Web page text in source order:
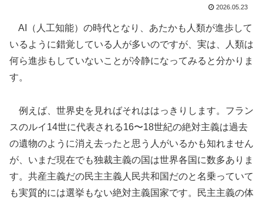
2026.05.23
AI（人工知能）の時代となり、あたかも人類が進歩して
いるように錯覚している人が多いのですが、実は、人類は
何ら進歩もしていないことが冷静になってみると分かりま
す。
例えば、世界史を見ればそれははっきりします。フラン
スのルイ14世に代表される16〜18世紀の絶対主義は過去
の遺物のように消え去ったと思う人がいるかも知れません
が、いまだ現在でも独裁主義の国は世界各国に数多ありま
す。共産主義だの民主主義人民共和国だのと名乗っていて
も実質的には選挙もない絶対主義国家です。民主主義の体